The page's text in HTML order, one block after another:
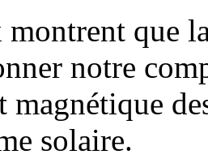
montrent que
notre
magnétique
solaire.